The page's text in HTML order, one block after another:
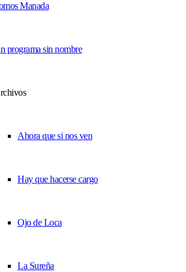
Manada
programa sin nombre
Ahora que si nos ven
Hay que hacerse cargo
Ojo de Loca
La Sureña